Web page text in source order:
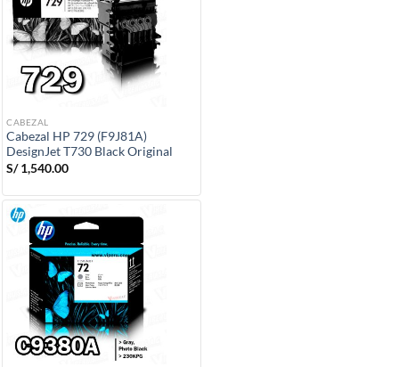
CABEZAL
Cabezal HP 729 (F9J81A)
DesignJet T730 Black Original
S/1,540.00